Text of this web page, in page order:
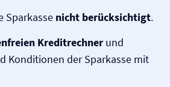
Sparkasse nicht berücksichtigt.
Kreditrechner und
Konditionen der Sparkasse mit